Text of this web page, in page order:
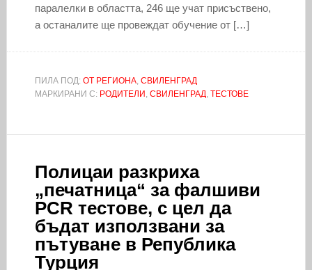
паралелки в областта, 246 ще учат присъствено,
а останалите ще провеждат обучение от […]
ПИЛА ПОД: ОТ РЕГИОНА, СВИЛЕНГРАД
МАРКИРАНИ С: РОДИТЕЛИ , СВИЛЕНГРАД, ТЕСТОВЕ
Полицаи разкриха
„печатница“ за фалшиви
PCR тестове, с цел да
бъдат използвани за
пътуване в Република
Турция